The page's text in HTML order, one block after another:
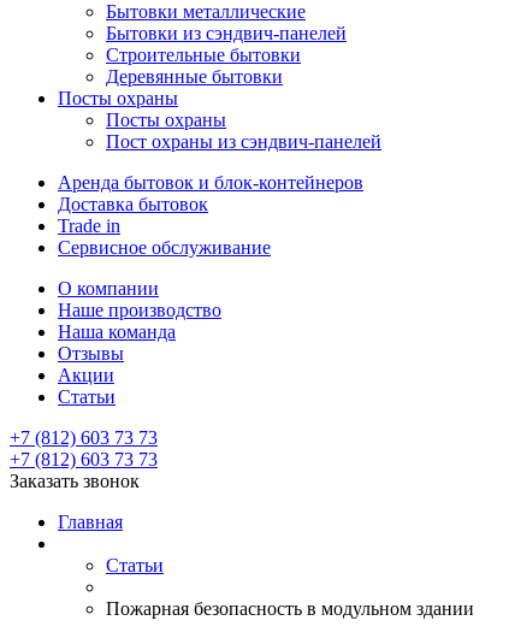
Бытовки металлические
Бытовки из сэндвич-панелей
Строительные бытовки
Деревянные бытовки
Посты охраны
Посты охраны
Пост охраны из сэндвич-панелей
Аренда бытовок и блок-контейнеров
Доставка бытовок
Trade in
Сервисное обслуживание
О компании
Наше производство
Наша команда
Отзывы
Акции
Статьи
+7 (812) 603 73 73
+7 (812) 603 73 73
Заказать звонок
Главная
Статьи
Пожарная безопасность в модульном здании